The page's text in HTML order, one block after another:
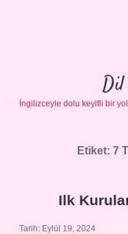
Dil
İngilizceyle dolu keyifli bir
Etiket: 7
Ilk
Tarih: Eylül 19, 2024